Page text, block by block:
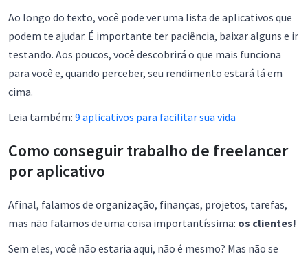
Ao longo do texto, você pode ver uma lista de aplicativos que
podem te ajudar. É importante ter paciência, baixar alguns e ir
testando. Aos poucos, você descobrirá o que mais funciona
para você e, quando perceber, seu rendimento estará lá em
cima.
Leia também: 9 aplicativos para facilitar sua vida
Como conseguir trabalho de freelancer
por aplicativo
Afinal, falamos de organização, finanças, projetos, tarefas,
mas não falamos de uma coisa importantíssima: os clientes!
Sem eles, você não estaria aqui, não é mesmo? Mas não se